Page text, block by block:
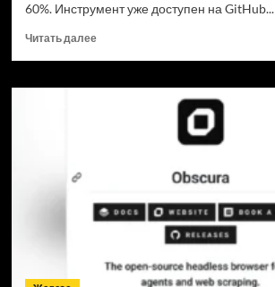
60%. Инструмент уже доступен на GitHub...
Читать далееПрочитать
Для
инструмент,
который
на